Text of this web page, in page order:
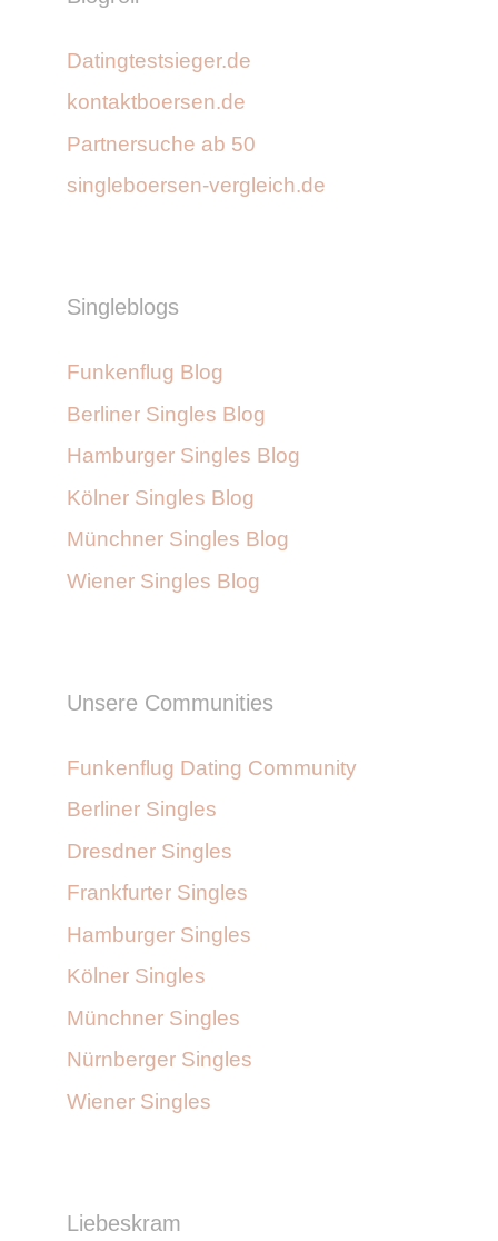
Datingtestsieger.de
kontaktboersen.de
Partnersuche ab 50
singleboersen-vergleich.de
Singleblogs
Funkenflug Blog
Berliner Singles Blog
Hamburger Singles Blog
Kölner Singles Blog
Münchner Singles Blog
Wiener Singles Blog
Unsere Communities
Funkenflug Dating Community
Berliner Singles
Dresdner Singles
Frankfurter Singles
Hamburger Singles
Kölner Singles
Münchner Singles
Nürnberger Singles
Wiener Singles
Liebeskram